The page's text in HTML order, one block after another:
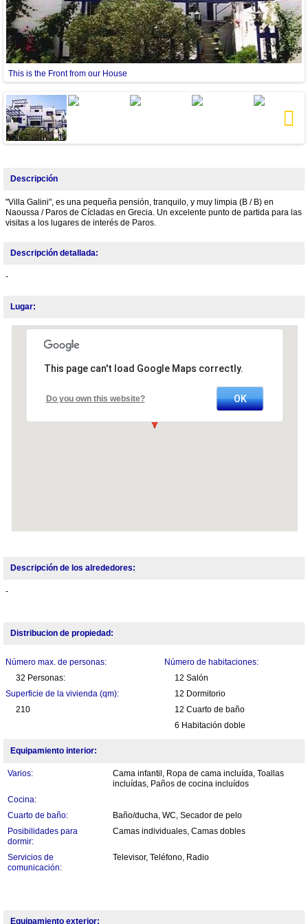
This is the Front from our House
Descripción
"Villa Galini", es una pequeña pensión, tranquilo, y muy limpia (B / B) en
Naoussa / Paros de Cícladas en Grecia. Un excelente punto de partida para las
visitas a los lugares de interés de Paros.
Descripción detallada:
-
Lugar:
This page can't load Google Maps correctly.
Do you own this website? OK
Descripción de los alrededores:
-
Distribucion de propiedad:
Número max. de personas:
32 Personas:
Superficie de la vivienda (qm):
210
Número de habitaciones:
12 Salón
12 Dormitorio
12 Cuarto de baño
6 Habitación doble
Equipamiento interior:
Varios:
Cama infantil, Ropa de cama incluída, Toallas
incluídas, Paños de cocina incluídos
Cocina:
Cuarto de baño:
Baño/ducha, WC, Secador de pelo
Posibilidades para
dormir:
Camas individuales, Camas dobles
Servicios de
comunicación:
Televisor, Teléfono, Radio
Equipamiento exterior: